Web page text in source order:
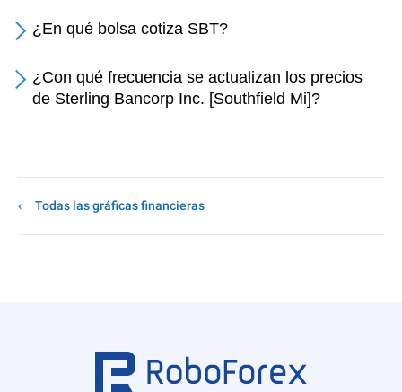
¿En qué bolsa cotiza SBT?
¿Con qué frecuencia se actualizan los precios
de Sterling Bancorp Inc. [Southfield Mi]?
Todas las gráficas financieras